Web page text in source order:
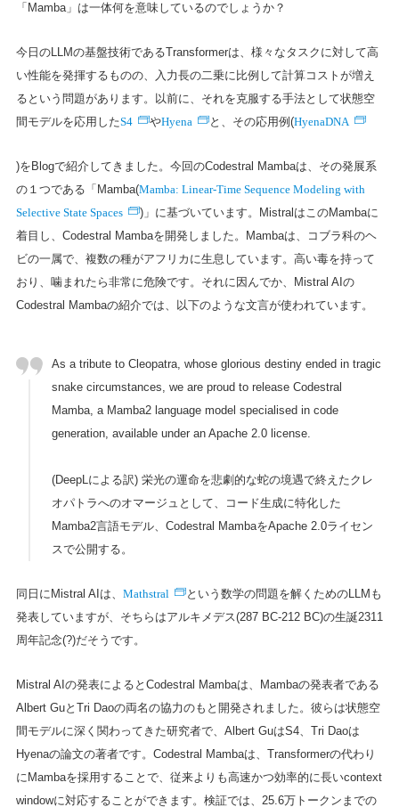
「Mamba」は一体何を意味しているのでしょうか？
今日のLLMの基盤技術であるTransformerは、様々なタスクに対して高
い性能を発揮するものの、入力長の二乗に比例して計算コストが増え
るという問題があります。以前に、それを克服する手法として状態空
間モデルを応用したS4 やHyena と、その応用例(HyenaDNA
)をBlogで紹介してきました。今回のCodestral Mambaは、その発展系
の１つである「Mamba(Mamba: Linear-Time Sequence Modeling with
Selective State Spaces
)」に基づいています。MistralはこのMambaに
着目し、Codestral Mambaを開発しました。Mambaは、コブラ科のヘ
ビの一属で、複数の種がアフリカに生息しています。高い毒を持って
おり、噛まれたら非常に危険です。それに因んでか、Mistral AIの
Codestral Mambaの紹介では、以下のような文言が使われています。
As a tribute to Cleopatra, whose glorious destiny ended in tragic
snake circumstances, we are proud to release Codestral
Mamba, a Mamba2 language model specialised in code
generation, available under an Apache 2.0 license.
(DeepLによる訳) 栄光の運命を悲劇的な蛇の境遇で終えたクレ
オパトラへのオマージュとして、コード生成に特化した
Mamba2言語モデル、Codestral MambaをApache 2.0ライセン
スで公開する。
同日にMistral AIは、 Mathstral
という数学の問題を解くためのLLMも
発表していますが、そちらはアルキメデス(287 BC-212 BC)の生誕2311
周年記念(?)だそうです。
Mistral AIの発表によるとCodestral Mambaは、Mambaの発表者である
Albert GuとTri Daoの両名の協力のもと開発されました。彼らは状態空
間モデルに深く関わってきた研究者で、Albert GuはS4、Tri Daoは
Hyenaの論文の著者です。Codestral Mambaは、Transformerの代わり
にMambaを採用することで、従来よりも高速かつ効率的に長いcontext
windowに対応することができます。検証では、25.6万トークンまでの